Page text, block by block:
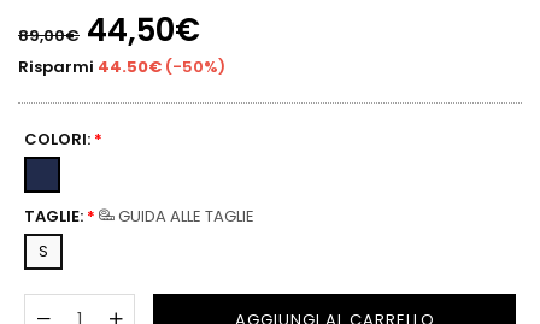
di
listino
89,00€ 44,50€
Risparmi 44.50€ (-50%)
COLORI: *
TAGLIE: * GUIDA ALLE TAGLIE
S